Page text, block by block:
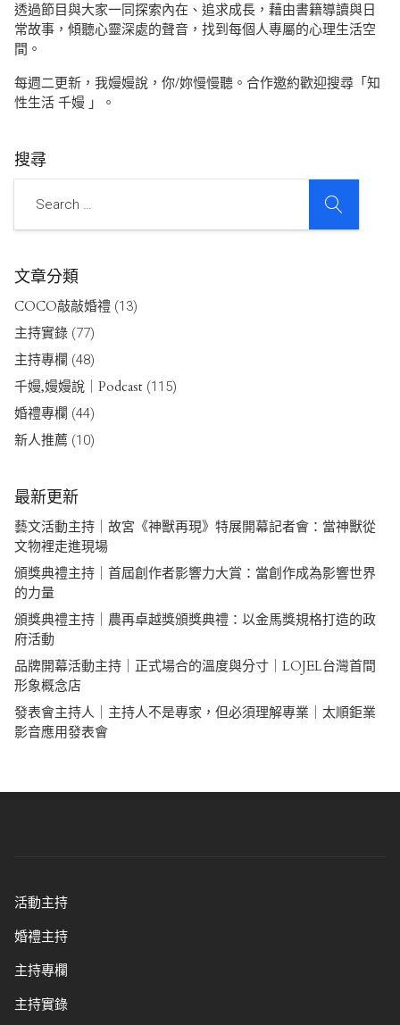
透過節目與大家一同探索內在、追求成長，藉由書籍導讀與日
常故事，傾聽心靈深處的聲音，找到每個人專屬的心理生活空
間。
每週二更新，我嫚嫚說，你/妳慢慢聽。合作邀約歡迎搜尋「知
性生活 千嫚 」。
搜尋
文章分類
COCO敲敲婚禮 (13)
主持實錄 (77)
主持專欄 (48)
千嫚,嫚嫚說｜Podcast (115)
婚禮專欄 (44)
新人推薦 (10)
最新更新
藝文活動主持｜故宮《神獸再現》特展開幕記者會：當神獸從
文物裡走進現場
頒獎典禮主持｜首屆創作者影響力大賞：當創作成為影響世界
的力量
頒獎典禮主持｜農再卓越獎頒獎典禮：以金馬獎規格打造的政
府活動
品牌開幕活動主持｜正式場合的溫度與分寸｜LOJEL台灣首間
形象概念店
發表會主持人｜主持人不是專家，但必須理解專業｜太順鉅業
影音應用發表會
活動主持
婚禮主持
主持專欄
主持實錄